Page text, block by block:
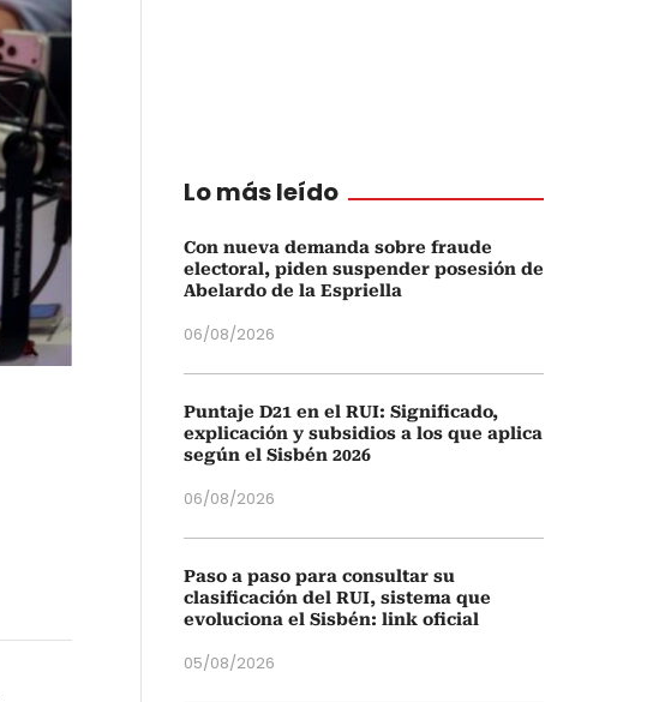
Lo más leído
Con nueva demanda sobre fraude
electoral, piden suspender posesión de
Abelardo de la Espriella
06/08/2026
Puntaje D21 en el RUI: Significado,
explicación y subsidios a los que aplica
según el Sisbén 2026
06/08/2026
Paso a paso para consultar su
clasificación del RUI, sistema que
evoluciona el Sisbén: link oficial
05/08/2026